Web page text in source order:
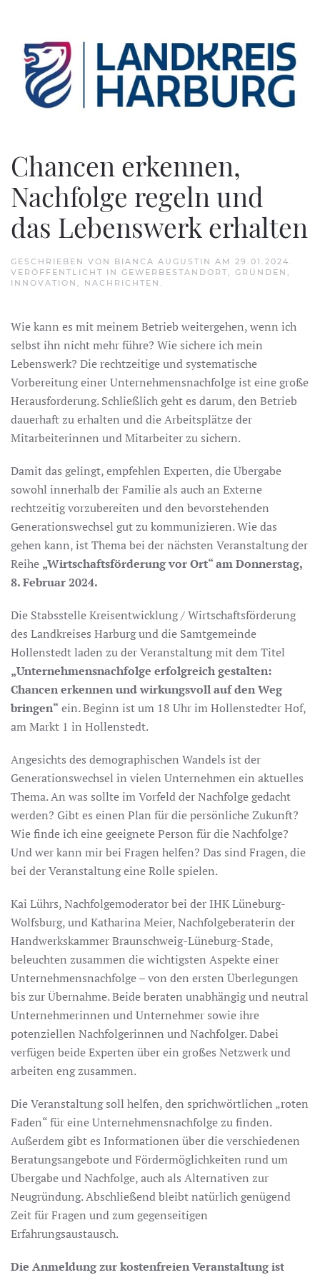
Chancen erkennen,
Nachfolge regeln und
das Lebenswerk erhalten
GESCHRIEBEN VON BIANCA AUGUSTIN AM 29.01.2024
VERÖFFENTLICHT IN GEWERBESTANDORT GRÜNDEN
INNOVATION
NACHRICHTEN
Wie kann es mit meinem Betrieb weitergehen, wenn ich
selbst ihn nicht mehr führe? Wie sichere ich mein
Lebenswerk? Die rechtzeitige und systematische
Vorbereitung einer Unternehmensnachfolge ist eine große
Herausforderung. Schließlich geht es darum, den Betrieb
dauerhaft zu erhalten und die Arbeitsplätze der
Mitarbeiterinnen und Mitarbeiter zu sichern.
Damit das gelingt, empfehlen Experten, die Übergabe
sowohl innerhalb der Familie als auch an Externe
rechtzeitig vorzubereiten und den bevorstehenden
Generationswechsel gut zu kommunizieren. Wie das
gehen kann, ist Thema bei der nächsten Veranstaltung der
Reihe „Wirtschaftsförderung vor Ort“ am Donnerstag,
8. Februar 2024.
Die Stabsstelle Kreisentwicklung / Wirtschaftsförderung
des Landkreises Harburg und die Samtgemeinde
Hollenstedt laden zu der Veranstaltung mit dem Titel
„Unternehmensnachfolge erfolgreich gestalten:
Chancen erkennen und wirkungsvoll auf den Weg
bringen“ ein. Beginn ist um 18 Uhr im Hollenstedter Hof,
am Markt 1 in Hollenstedt.
Angesichts des demographischen Wandels ist der
Generationswechsel in vielen Unternehmen ein aktuelles
Thema. An was sollte im Vorfeld der Nachfolge gedacht
werden? Gibt es einen Plan für die persönliche Zukunft?
Wie finde ich eine geeignete Person für die Nachfolge?
Und wer kann mir bei Fragen helfen? Das sind Fragen, die
bei der Veranstaltung eine Rolle spielen.
Kai Lührs, Nachfolgemoderator bei der IHK Lüneburg-
Wolfsburg, und Katharina Meier, Nachfolgeberaterin der
Handwerkskammer Braunschweig-Lüneburg-Stade,
beleuchten zusammen die wichtigsten Aspekte einer
Unternehmensnachfolge – von den ersten Überlegungen
bis zur Übernahme. Beide beraten unabhängig und neutral
Unternehmerinnen und Unternehmer sowie ihre
potenziellen Nachfolgerinnen und Nachfolger. Dabei
verfügen beide Experten über ein großes Netzwerk und
arbeiten eng zusammen.
Die Veranstaltung soll helfen, den sprichwörtlichen „roten
Faden“ für eine Unternehmensnachfolge zu finden.
Außerdem gibt es Informationen über die verschiedenen
Beratungsangebote und Fördermöglichkeiten rund um
Übergabe und Nachfolge, auch als Alternativen zur
Neugründung. Abschließend bleibt natürlich genügend
Zeit für Fragen und zum gegenseitigen
Erfahrungsaustausch.
Die Anmeldung zur kostenfreien Veranstaltung ist